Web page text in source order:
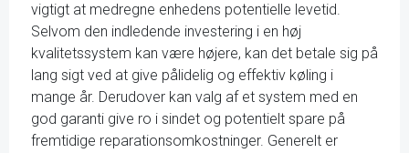
vigtigt at medregne enhedens potentielle levetid.
Selvom den indledende investering i en høj
kvalitetssystem kan være højere, kan det betale sig på
lang sigt ved at give pålidelig og effektiv køling i
mange år. Derudover kan valg af et system med en
god garanti give ro i sindet og potentielt spare på
fremtidige reparationsomkostninger. Generelt er